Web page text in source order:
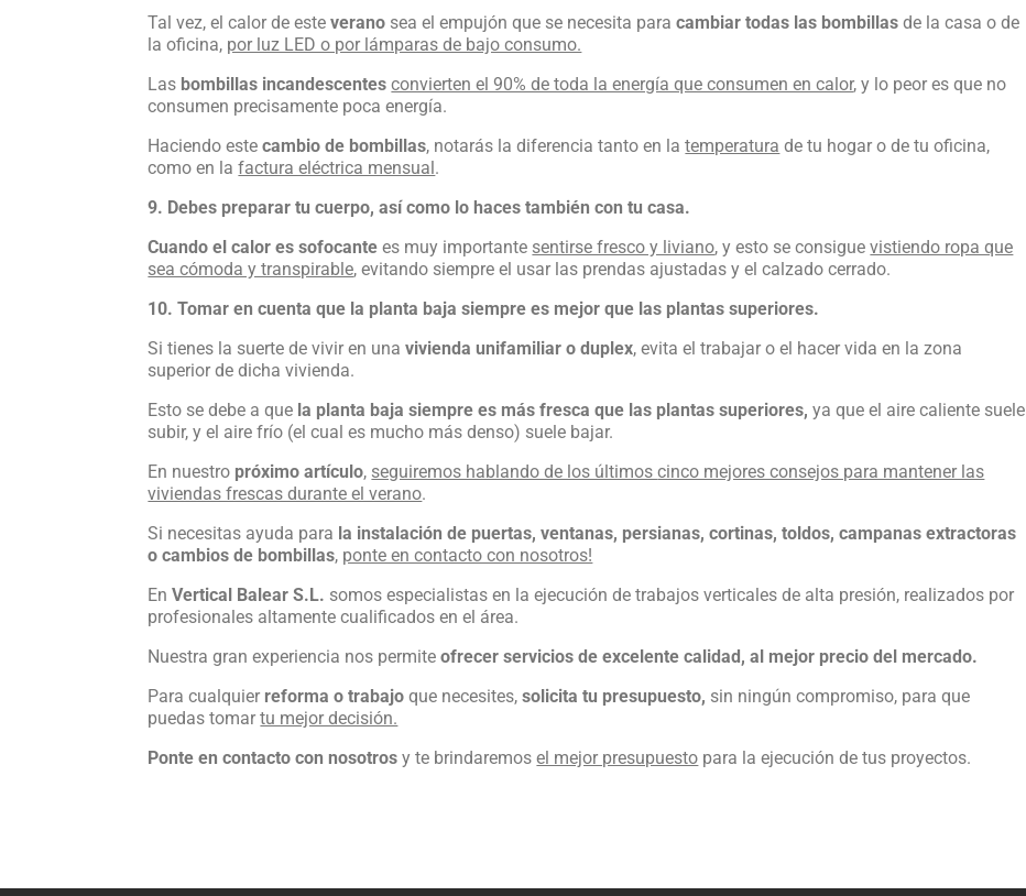
Tal vez, el calor de esteverano sea el empujón que se necesita paracambiar todas las bombillas de la casa o de
la oficina, por luz LED o por lámparas de bajo consumo.
Las bombillas incandescentes convierten el 90% de toda la energía que consumen en calor, y lo peor es que no
consumen precisamente poca energía.
Haciendo estecambio de bombillas, notarás la diferencia tanto en latemperatura de tu hogar o de tu oficina,
como en lafactura eléctrica mensual .
9. Debes preparar tu cuerpo, así como lo haces también con tu casa.
Cuando el calor es sofocante es muy importante sentirse fresco y liviano, y esto se consiguevistiendo ropa que
sea cómoda y transpirable, evitando siempre el usar las prendas ajustadas y el calzado cerrado.
10. Tomar en cuenta que la planta baja siempre es mejor que las plantas superiores.
Si tienes la suerte de vivir en unavivienda unifamiliar o duplex, evita el trabajar o el hacer vida en la zona
superior de dicha vivienda.
Esto se debe a que la planta baja siempre es más fresca que las plantas superiores,ya que el aire caliente suele
subir, y el aire frío (el cual es mucho más denso) suele bajar.
En nuestro próximo artículo, seguiremos hablando de los últimoscinco mejores consejos para mantener las
viviendas frescas durante el verano.
Si necesitas ayuda para la instalación de puertas, ventanas, persianas, cortinas, toldos,campanas extractoras
o cambios de bombillas, ponte en contacto con nosotros!
EnVertical Balear S.L. somos especialistas en la ejecución de trabajos verticales de alta presión, realizados por
profesionales altamente cualificados en el área.
Nuestra gran experiencia nos permiteofrecer servicios de excelente calidad, al mejor precio del mercado.
Para cualquier reforma o trabajo que necesites,solicita tu presupuesto, sin ningún compromiso, para que
puedas tomartu mejor decisión.
Ponte en contacto con nosotros y te brindaremosel mejor presupuesto para la ejecución de tus proyectos.